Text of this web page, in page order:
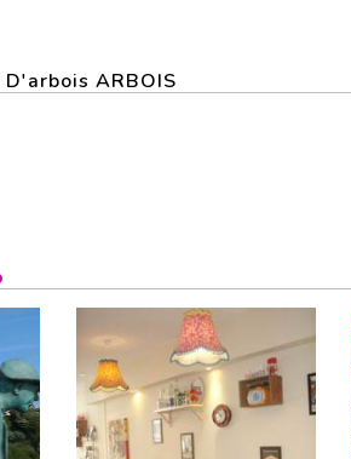
ARBOIS